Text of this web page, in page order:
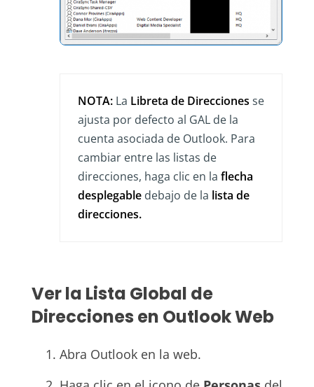
NOTA:La Libreta de Direcciones se
ajusta por defecto al GAL de la
cuenta asociada de Outlook. Para
cambiar entre las listas de
direcciones, haga clic en la flecha
desplegabledebajo de la lista de
direcciones.
Ver la Lista Global de
Direcciones en Outlook Web
Abra Outlook en la web.